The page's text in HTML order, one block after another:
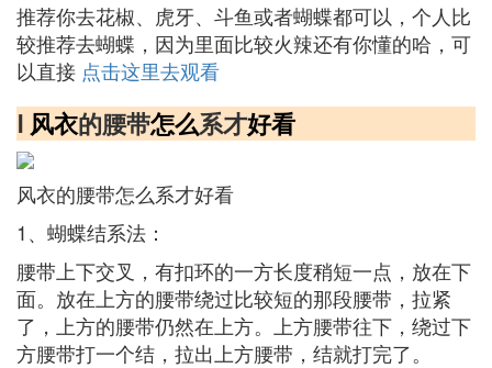
推荐你去花椒、虎牙、斗鱼或者蝴蝶都可以，个人比
较推荐去蝴蝶，因为里面比较火辣还有你懂的哈，可
以直接 点击这里去观看
Ⅰ 风衣的腰带怎么系才好看
风衣的腰带怎么系才好看
1、蝴蝶结系法：
腰带上下交叉，有扣环的一方长度稍短一点，放在下
面。放在上方的腰带绕过比较短的那段腰带，拉紧
了，上方的腰带仍然在上方。上方腰带往下，绕过下
方腰带打一个结，拉出上方腰带，结就打完了。